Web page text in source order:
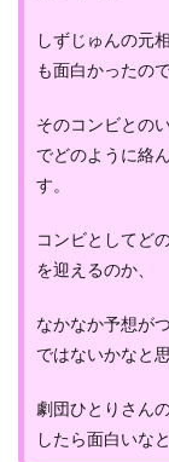
しずじゅんの元
も面白かったので
そのコンビとの
でどのように絡
す。
コンビとしてど
を迎えるのか、
なかなか予想が
ではないかなと
劇団ひとりさん
したら面白いな